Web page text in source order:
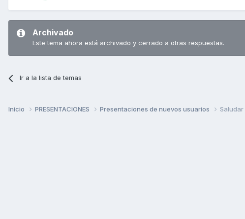
Archivado
Este tema ahora está archivado y cerrado a otras respuestas.
Ir a la lista de temas
Inicio PRESENTACIONES Presentaciones de nuevos usuarios Saludar